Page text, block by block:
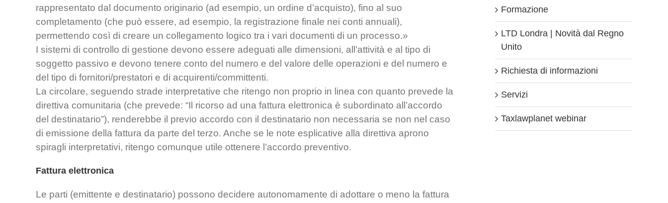
rappresentato dal documento originario (ad esempio, un ordine d’acquisto), fino al suo
completamento (che può essere, ad esempio, la registrazione finale nei conti annuali),
permettendo così di creare un collegamento logico tra i vari documenti di un processo.»
I sistemi di controllo di gestione devono essere adeguati alle dimensioni, all’attività e al tipo di
soggetto passivo e devono tenere conto del numero e del valore delle operazioni e del numero e
del tipo di fornitori/prestatori e di acquirenti/committenti.
La circolare, seguendo strade interpretative che ritengo non proprio in linea con quanto prevede la
direttiva comunitaria (che prevede: “Il ricorso ad una fattura elettronica è subordinato all’accordo
del destinatario”), renderebbe il previo accordo con il destinatario non necessaria se non nel caso
di emissione della fattura da parte del terzo. Anche se le note esplicative alla direttiva aprono
spiragli interpretativi, ritengo comunque utile ottenere l’accordo preventivo.
Fattura elettronica
Le parti (emittente e destinatario) possono decidere autonomamente di adottare o meno la fattura
Formazione
LTD Londra | Novità dal Regno
Unito
Richiesta di informazioni
Servizi
Taxlawplanet webinar